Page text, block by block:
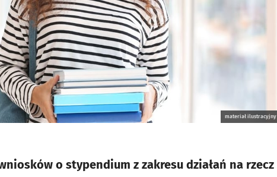
materiał ilustracyjny
o stypendium z zakresu działań na rzecz